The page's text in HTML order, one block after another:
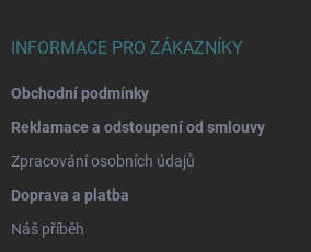
INFORMACE PRO ZÁKAZNÍKY
Obchodní podmínky
Reklamace a odstoupení od smlouvy
Zpracování osobních údajů
Doprava a platba
Náš příběh